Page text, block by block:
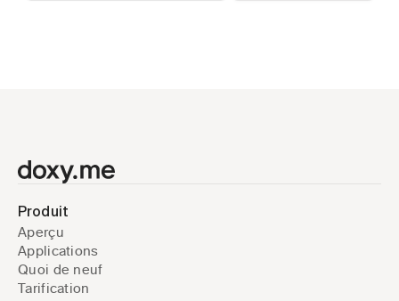
Produit
Aperçu
Applications
Quoi de neuf
Tarification